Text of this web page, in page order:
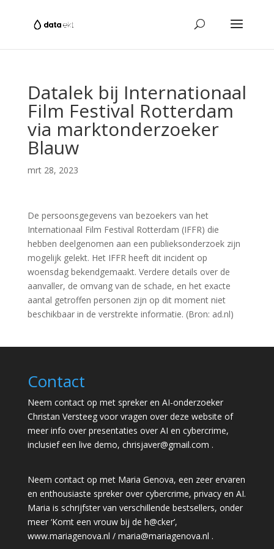
Datalek bij Internationaal
Film Festival Rotterdam
via marktonderzoeker
Blauw
mrt 28, 2023
De persoonsgegevens van bezoekers van het
Internationaal Film Festival Rotterdam (IFFR) die
hebben deelgenomen aan een publieksonderzoek zijn
mogelijk gelekt. Het IFFR heeft dit incident op
woensdag bekendgemaakt. Verdere details over de
aanvaller, de omvang van de schade, en het exacte
aantal getroffen personen zijn op dit moment niet
beschikbaar in de verstrekte informatie. (Bron: ad.nl)
Contact
Neem contact op met spreker en AI-onderzoeker
Christan Versteeg voor vragen over deze website of
meer info over presentaties over AI en cybercrime,
inclusief een live demo, chrisjaver@gmail.com .
Neem contact op met Maria Genova, een zeer ervaren
en enthousiaste spreker over cybercrime, privacy en AI.
Maria is schrijfster van verschillende bestsellers, onder
meer ‘Komt een vrouw bij de h@cker’,
www.mariagenova.nl / maria@mariagenova.nl .